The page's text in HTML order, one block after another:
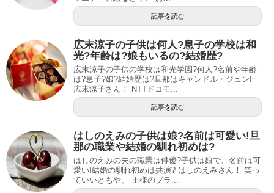
記事を読む
広末涼子の子供は何人?息子の学校は和
光?年齢は?娘もいるの?結婚歴?
広末涼子の子供の学校は和光学園?何人?名前や年齢
は?息子?娘?結婚歴は?旦那はキャンドル・ジュン!
広末涼子さん！ NTTドコモ...
記事を読む
はしのえみの子供は娘?名前は可愛い!旦
那の職業や結婚の馴れ初めは?
はしのえみの夫の職業は俳優?子供は娘で、名前は可
愛い!結婚の馴れ初めは共演? はしのえみさん！ 笑っ
ていいともや、 王様のブラ...